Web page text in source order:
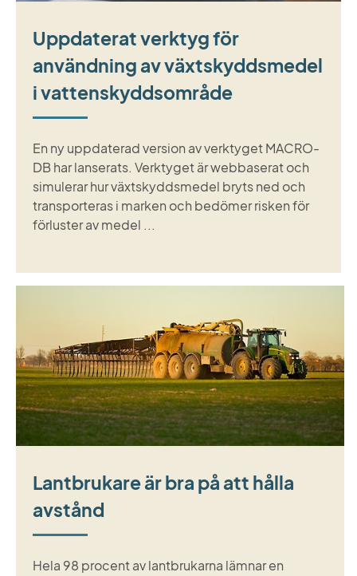
Uppdaterat verktyg för
användning av växtskyddsmedel
i vattenskyddsområde
En ny uppdaterad version av verktyget MACRO-
DB har lanserats. Verktyget är webbaserat och
simulerar hur växtskydds­medel bryts ned och
transporteras i marken och bedömer risken för
förluster av medel ...
Lantbrukare är bra på att hålla
avstånd
Hela 98 procent av lantbrukarna lämnar en